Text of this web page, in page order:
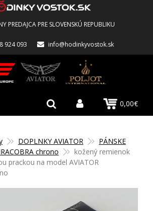
PREDAJCA PRE SLOVENSKÚ REPUBLIKU
924 093 info@hodinkyvostok.sk
0,00€
DOPLNKY AVIATOR
PÁNSKE
chrono
kožený remienok
prackou na model AVIATOR